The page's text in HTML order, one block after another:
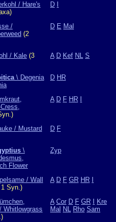
/ Hare's
D
/
(2
D E Mal
/ Kale (3
A D Kef NL S
\ Degenia
D HR
A D F HR
/ Mustard
D F
\
Flower
Zyp
/ Wall
Syn.)
A D F GR HR
Whitlowgrass
A Cor D F GR
Kre
Mal NL Rho Sam